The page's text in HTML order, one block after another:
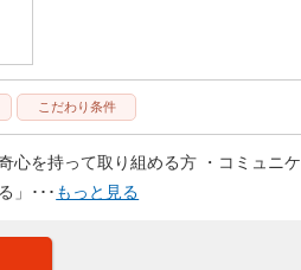
こだわり条件
心を持って取り組める方 ・コミュニケ
」･･･ もっと見る